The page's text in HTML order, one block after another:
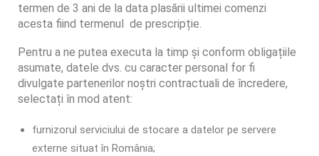
termen de 3 ani de la data plasării ultimei comenzi
acesta fiind termenul de prescripție.
Pentru a ne putea executa la timp și conform obligațiile
asumate, datele dvs. cu caracter personal for fi
divulgate partenerilor noștri contractuali de încredere,
selectați în mod atent:
furnizorul serviciului de stocare a datelor pe servere
externe situat în România;